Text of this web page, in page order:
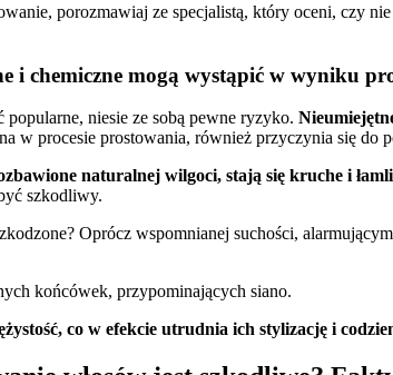
porozmawiaj ze specjalistą, który oceni, czy
i chemiczne mogą wystąpić w wyniku
niesie ze sobą pewne ryzyko.
w procesie prostowania, również przyczynia się do
naturalnej wilgoci, stają się kruche i
szkodliwy.
Oprócz wspomnianej suchości, alarmującym
końcówek, przypominających siano.
co w efekcie utrudnia ich stylizację i